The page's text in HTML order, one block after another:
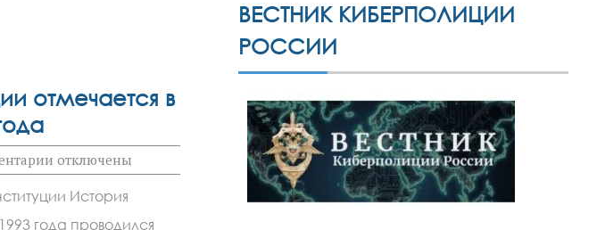
отмечается в
к
записи
День
Конституции
отмечается
отключены
История
года проводился
ВЕСТНИК КИБЕРПОЛИЦИИ
РОССИИ